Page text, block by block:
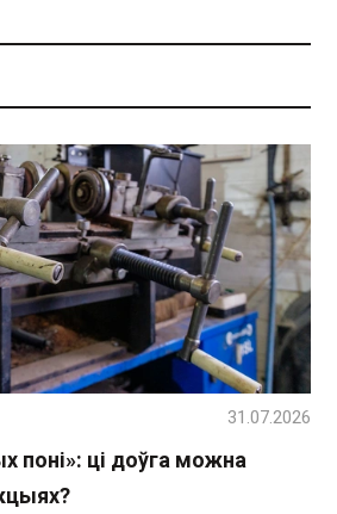
поні»: ці доўга можна
31.07.2026